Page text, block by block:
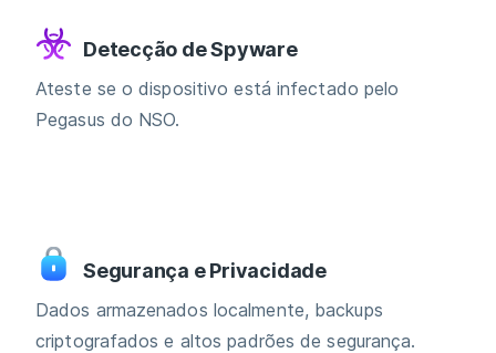
Detecção de Spyware
Ateste se o dispositivo está infectado pelo
Pegasus do NSO.
Segurança e Privacidade
Dados armazenados localmente, backups
criptografados e altos padrões de segurança.